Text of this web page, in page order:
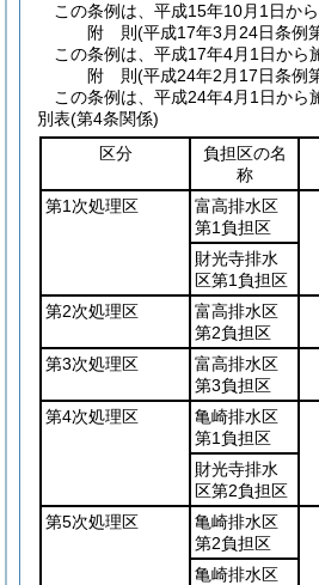
この条例は、平成15年10月1日から
附 則(平成17年3月24日条例
この条例は、平成17年4月1日から
附 則(平成24年2月17日条例
この条例は、平成24年4月1日から
別表(第4条関係)
区分
負担区の名
称
第1次処理区
富高排水区
第1負担区
財光寺排水
区第1負担区
第2次処理区
富高排水区
第2負担区
第3次処理区
富高排水区
第3負担区
第4次処理区
亀崎排水区
第1負担区
財光寺排水
区第2負担区
第5次処理区
亀崎排水区
第2負担区
亀崎排水区